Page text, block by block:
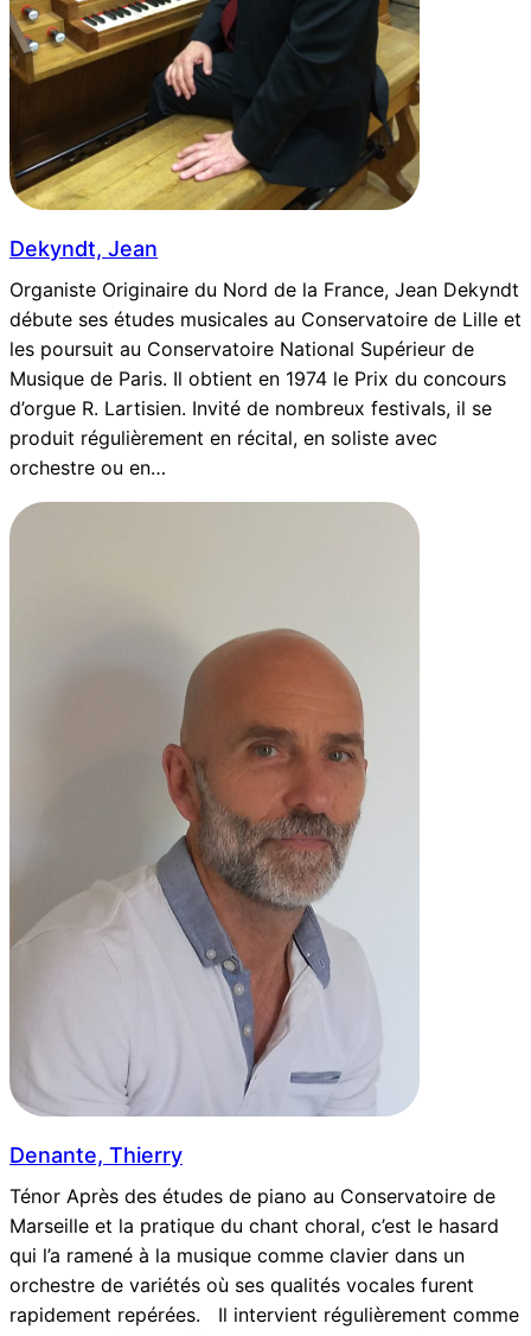
Dekyndt, Jean
Organiste Originaire du Nord de la France, Jean Dekyndt
débute ses études musicales au Conservatoire de Lille et
les poursuit au Conservatoire National Supérieur de
Musique de Paris. Il obtient en 1974 le Prix du concours
d’orgue R. Lartisien. Invité de nombreux festivals, il se
produit régulièrement en récital, en soliste avec
orchestre ou en…
Denante, Thierry
Ténor Après des études de piano au Conservatoire de
Marseille et la pratique du chant choral, c’est le hasard
qui l’a ramené à la musique comme clavier dans un
orchestre de variétés où ses qualités vocales furent
rapidement repérées. Il intervient régulièrement comme